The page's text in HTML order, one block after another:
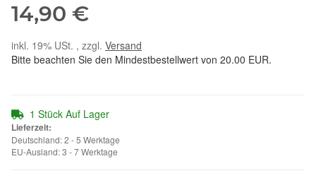
14,90 €
inkl. 19% USt. , zzgl. Versand
Bitte beachten Sie den Mindestbestellwert von 20.00 EUR.
1 Stück Auf Lager
Lieferzeit:
Deutschland: 2 - 5 Werktage
EU-Ausland: 3 - 7 Werktage